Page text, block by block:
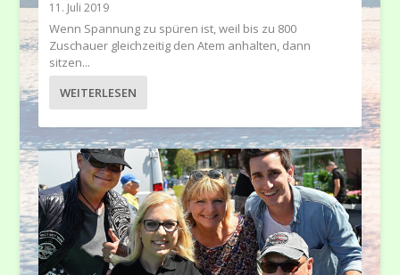
11. Juli 2019
Wenn Spannung zu spüren ist, weil bis zu 800
Zuschauer gleichzeitig den Atem anhalten, dann
sitzen...
WEITERLESEN